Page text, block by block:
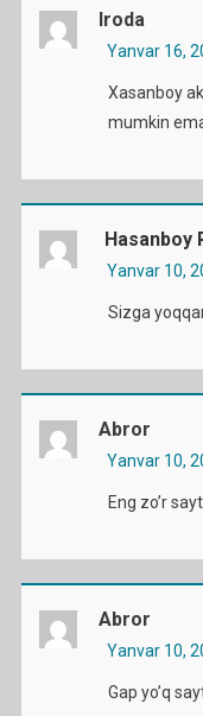
Iroda
Yanvar 16,
Xasanboy
mumkin
Hasanboy
Yanvar 10,
Sizga
Abror
Yanvar 10,
Eng zo’r
Abror
Yanvar 10,
Gap yo’q